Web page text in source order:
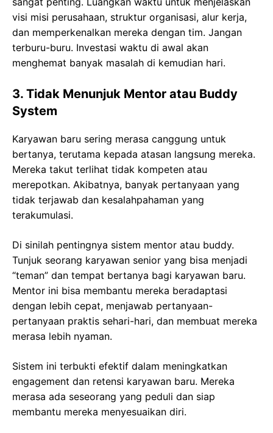
visi misi perusahaan, struktur organisasi, alur kerja,
dan memperkenalkan mereka dengan tim. Jangan
terburu-buru. Investasi waktu di awal akan
menghemat banyak masalah di kemudian hari.
3. Tidak Menunjuk Mentor atau Buddy
System
Karyawan baru sering merasa canggung untuk
bertanya, terutama kepada atasan langsung mereka.
Mereka takut terlihat tidak kompeten atau
merepotkan. Akibatnya, banyak pertanyaan yang
tidak terjawab dan kesalahpahaman yang
terakumulasi.
Di sinilah pentingnya sistem mentor atau buddy.
Tunjuk seorang karyawan senior yang bisa menjadi
“teman” dan tempat bertanya bagi karyawan baru.
Mentor ini bisa membantu mereka beradaptasi
dengan lebih cepat, menjawab pertanyaan-
pertanyaan praktis sehari-hari, dan membuat mereka
merasa lebih nyaman.
Sistem ini terbukti efektif dalam meningkatkan
engagement dan retensi karyawan baru. Mereka
merasa ada seseorang yang peduli dan siap
membantu mereka menyesuaikan diri.